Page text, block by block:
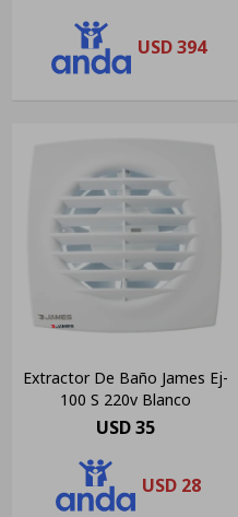
USD 394
Extractor De Baño James Ej-
100 S 220v Blanco
USD 35
USD 28